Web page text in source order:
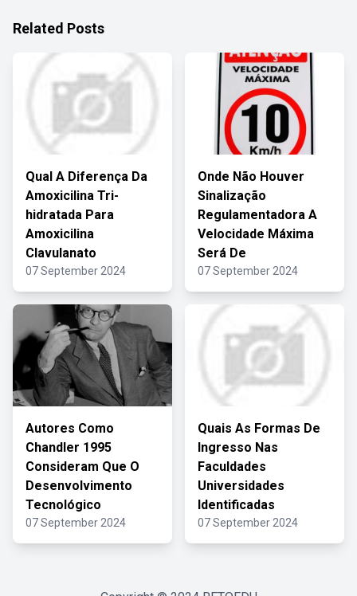
Related Posts
Qual A Diferença Da
Amoxicilina Tri-
hidratada Para
Amoxicilina
Clavulanato
07 September 2024
Onde Não Houver
Sinalização
Regulamentadora A
Velocidade Máxima
Será De
07 September 2024
Autores Como
Chandler 1995
Consideram Que O
Desenvolvimento
Tecnológico
07 September 2024
Quais As Formas De
Ingresso Nas
Faculdades
Universidades
Identificadas
07 September 2024